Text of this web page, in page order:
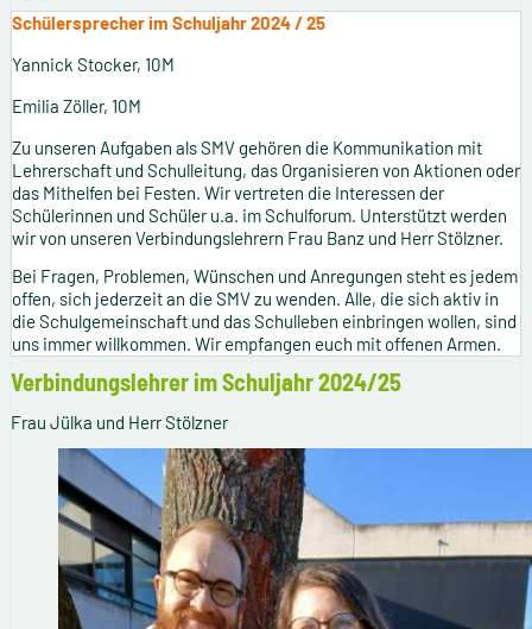
Schülersprecher im Schuljahr 2024 / 25
Yannick Stocker, 10M
Emilia Zöller, 10M
Zu unseren Aufgaben als SMV gehören die Kommunikation mit
Lehrerschaft und Schulleitung, das Organisieren von Aktionen oder
das Mithelfen bei Festen. Wir vertreten die Interessen der
Schülerinnen und Schüler u.a. im Schulforum. Unterstützt werden
wir von unseren Verbindungslehrern Frau Banz und Herr Stölzner.
Bei Fragen, Problemen, Wünschen und Anregungen steht es jedem
offen, sich jederzeit an die SMV zu wenden. Alle, die sich aktiv in
die Schulgemeinschaft und das Schulleben einbringen wollen, sind
uns immer willkommen. Wir empfangen euch mit offenen Armen.
Verbindungslehrer im Schuljahr 2024/25
Frau Jülka und Herr Stölzner